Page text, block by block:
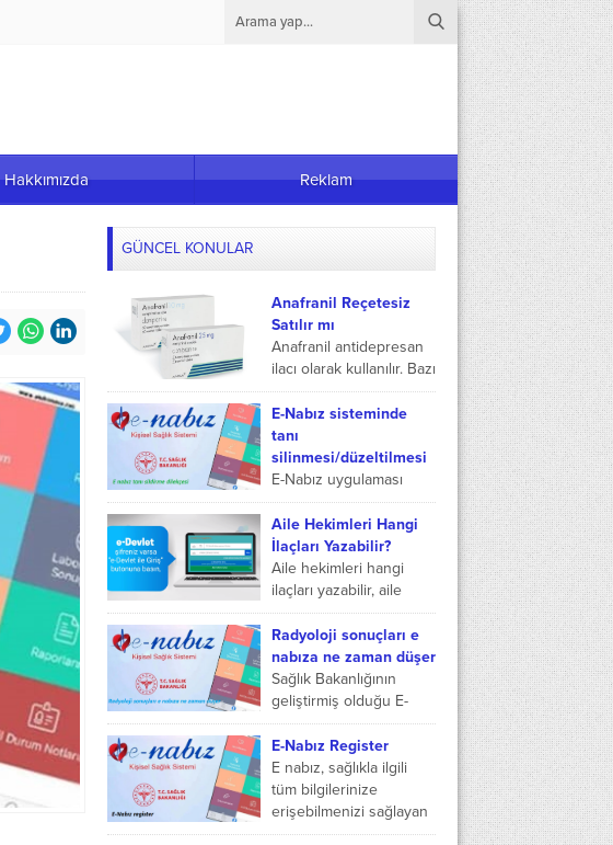
Hakkımızda Reklam
GÜNCEL KONULAR
Anafranil Reçetesiz
Satılır mı
Anafranil antidepresan
ilacı olarak kullanılır. Bazı
kişiler tarafından
Anafranil reçetesiz
satılır mı merak konusu
olmaktadır. Anafranil
yeşil reçeteli ilaçlar
grubunda...
E-Nabız sisteminde
tanı
silinmesi/düzeltilmesi
E-Nabız uygulaması
günümüzde gelişen
teknoloji ile birlikte
telefon, tablet bilgisayar
gibi tüm teknolojik
aletlerde çok hızlı bir
şekilde
kullanabileceğiniz
içerisinde...
Aile Hekimleri Hangi
İlaçları Yazabilir?
Aile hekimleri hangi
ilaçları yazabilir, aile
hekimleri hangi ilaçları
yazabilir 2022 ve aile
hekimi uzmanı hangi
ilaçları yazabilir gibi
sorular...
Radyoloji sonuçları e
nabıza ne zaman düşer
Sağlık Bakanlığının
geliştirmiş olduğu E-
Nabız uygulaması
vatandaşlarımıza birçok
konuda kolaylık
sağlamıştır. Bu anlamda
da E-Nabız kullanımı her
geçen gün artmaya...
E-Nabız Register
E nabız, sağlıkla ilgili
tüm bilgilerinize
erişebilmenizi sağlayan
bir sistemdir. E nabız